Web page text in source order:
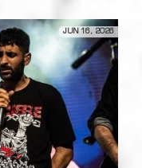
JUN 16, 2026